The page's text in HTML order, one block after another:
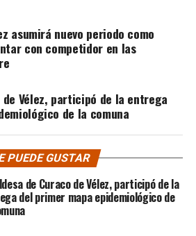
asumirá nuevo periodo como
con competidor en las
Vélez, participó de la entrega
de la comuna
PUEDE GUSTAR
de Curaco de Vélez, participó de la
del primer mapa epidemiológico de